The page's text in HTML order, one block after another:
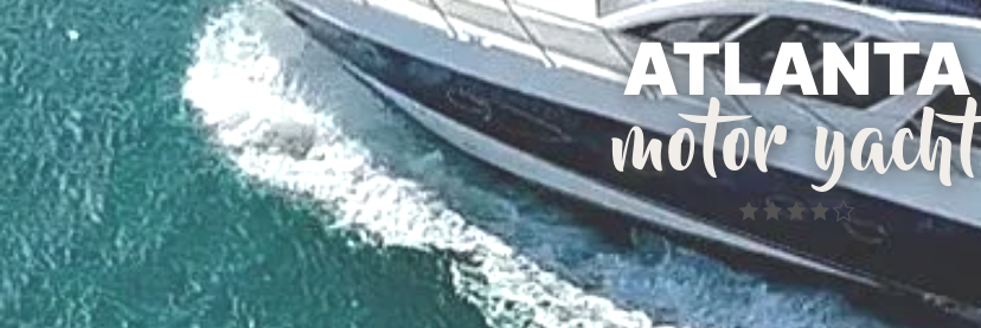
ATLANTA
motor yacht